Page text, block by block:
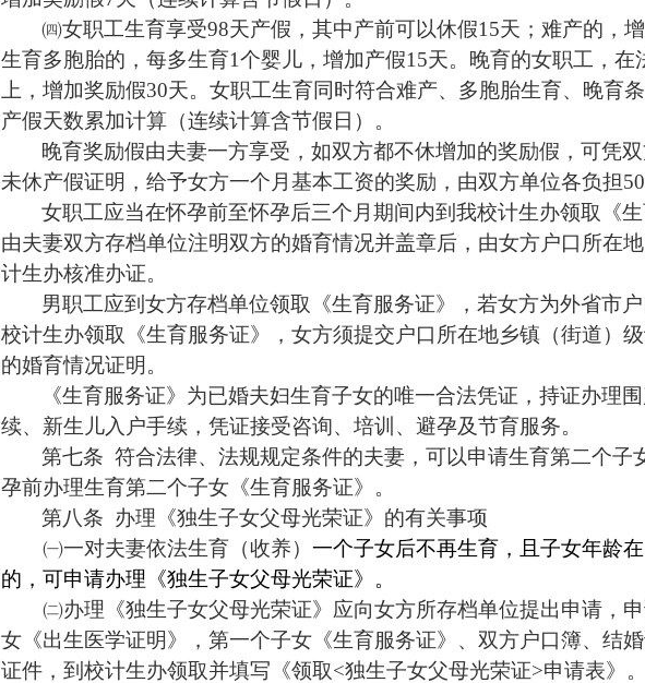
㈣女职工生育享受98天产假，其中产前可以休假15天；难产的，
生育多胞胎的，每多生育1个婴儿，增加产假15天。晚育的女职工，在
上，增加奖励假30天。女职工生育同时符合难产、多胞胎生育、晚育
产假天数累加计算（连续计算含节假日）。
晚育奖励假由夫妻一方享受，如双方都不休增加的奖励假，可凭
未休产假证明，给予女方一个月基本工资的奖励，由双方单位各负担
女职工应当在怀孕前至怀孕后三个月期间内到我校计生办领取《生
由夫妻双方存档单位注明双方的婚育情况并盖章后，由女方户口所在地
计生办核准办证。
男职工应到女方存档单位领取《生育服务证》，若女方为外省市
校计生办领取《生育服务证》，女方须提交户口所在地乡镇（街道）
的婚育情况证明。
《生育服务证》为已婚夫妇生育子女的唯一合法凭证，持证办理
续、新生儿入户手续，凭证接受咨询、培训、避孕及节育服务。
第七条 符合法律、法规规定条件的夫妻，可以申请生育第二个子
孕前办理生育第二个子女《生育服务证》。
第八条 办理《独生子女父母光荣证》的有关事项
㈠一对夫妻依法生育（收养） 一个子女后不再生育，且子女年龄在
的，可申请办理《独生子女父母光荣证》。
㈡办理《独生子女父母光荣证》应向女方所存档单位提出申请，
女《出生医学证明》，第一个子女《生育服务证》、双方户口簿、结
证件，到校计生办领取并填写《领取<独生子女父母光荣证>申请表》。